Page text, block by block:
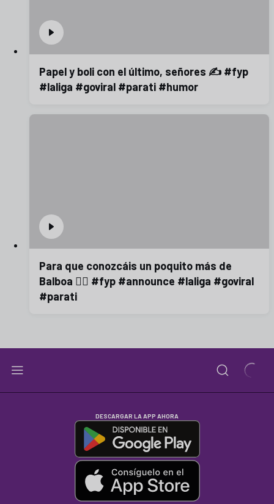
Papel y boli con el último, señores ✍️ #fyp
#laliga #goviral #parati #humor
Para que conozcáis un poquito más de
Balboa 😮‍💨 #fyp #announce #laliga #goviral
#parati
DESCARGAR LA APP AHORA